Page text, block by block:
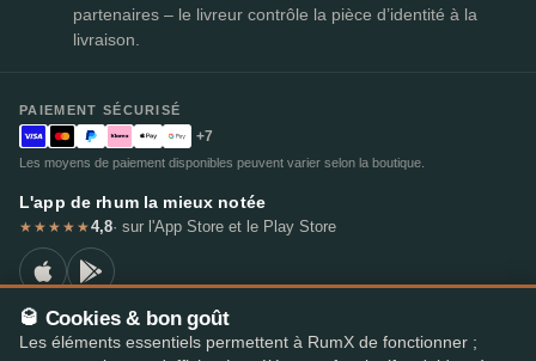
partenaires – le livreur contrôle la pièce d’identité à la
livraison.
PAIEMENT SÉCURISÉ
+7
Les moyens de paiement disponibles peuvent varier selon la boutique.
L'app de rhum la mieux notée
★★★★★4,8· sur l'App Store et le Play Store
© 2026 RumX
🥃 Cookies & bon goût
Les éléments essentiels permettent à RumX de fonctionner ;